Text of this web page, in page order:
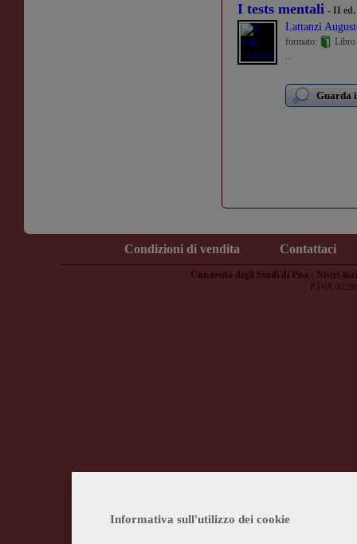
Informativa sull'utilizzo dei cookie
I tests mentali - II ed.
Lattanzi
formato:
Libro
...
Guarda
Condizioni di vendita Contattaci
Università degli Studi di Pisa - Nistri-
P.IVA